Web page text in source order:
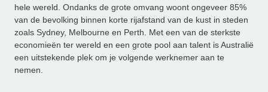
hele wereld. Ondanks de grote omvang woont ongeveer 85%
van de bevolking binnen korte rijafstand van de kust in steden
zoals Sydney, Melbourne en Perth. Met een van de sterkste
economieën ter wereld en een grote pool aan talent is Australië
een uitstekende plek om je volgende werknemer aan te
nemen.